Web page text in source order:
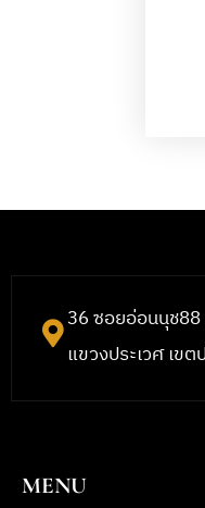
36 ซอยอ่อนนุช
แขวงประเวศ เข
MENU